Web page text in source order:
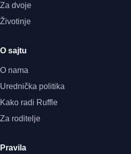
Za dvoje
Životinje
O sajtu
O nama
Urednička politika
Kako radi Ruffle
Za roditelje
Pravila